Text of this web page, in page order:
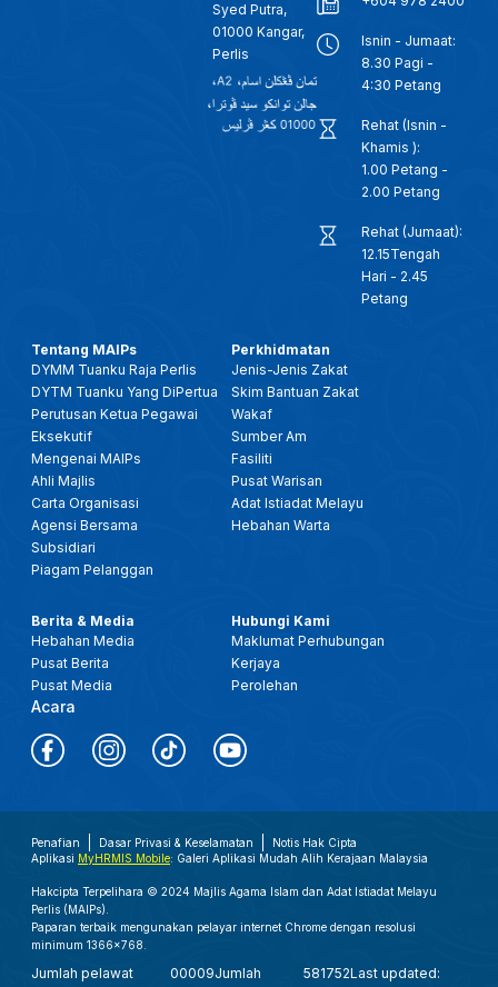
Syed Putra,
01000 Kangar,
Perlis
Isnin - Jumaat:
8.30 Pagi -
4:30 Petang
Rehat (Isnin -
Khamis ):
1.00 Petang -
2.00 Petang
Rehat (Jumaat):
12.15Tengah
Hari - 2.45
Petang
Tentang MAIPs
DYMM Tuanku Raja Perlis
DYTM Tuanku Yang DiPertua
Perutusan Ketua Pegawai
Eksekutif
Mengenai MAIPs
Ahli Majlis
Carta Organisasi
Agensi Bersama
Subsidiari
Piagam Pelanggan
Perkhidmatan
Jenis-Jenis Zakat
Skim Bantuan Zakat
Wakaf
Sumber Am
Fasiliti
Pusat Warisan
Adat Istiadat Melayu
Hebahan Warta
Berita & Media
Hebahan Media
Pusat Berita
Pusat Media
Acara
Hubungi Kami
Maklumat Perhubungan
Kerjaya
Perolehan
Penafian Dasar Privasi & Keselamatan
Notis Hak Cipta
Aplikasi MyHRMIS Mobile: Galeri Aplikasi Mudah Alih Kerajaan Malaysia
Hakcipta Terpelihara © 2024 Majlis Agama Islam dan Adat Istiadat Melayu
Perlis (MAIPs).
Paparan terbaik mengunakan pelayar internet Chrome dengan resolusi
minimum 1366x768.
Jumlah pelawat
00009Jumlah
581752Last updated: